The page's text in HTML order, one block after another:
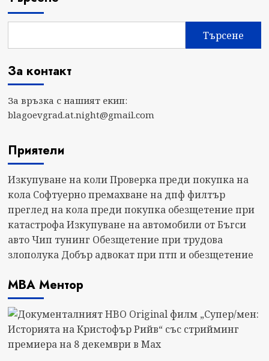
стрийминг
декември
в
Max
страници
Търсене
За контакт
За връзка с нашият екип:
blagoevgrad.at.night@gmail.com
Приятели
Изкупуване на коли Проверка преди покупка на
кола Софтуерно премахване на дпф филтър
преглед на кола преди покупка обезщетение при
катастрофа Изкупуване на автомобили от Бъгси
авто Чип тунинг Обезщетение при трудова
злополука Добър адвокат при птп и обезщетение
МВА Ментор